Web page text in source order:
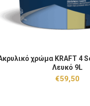
χρώμα KRAFT 4
ΠΡΟΣΘΉΚΗ
χρώμα KRAFT 4
Λευκό 9L
€59,50